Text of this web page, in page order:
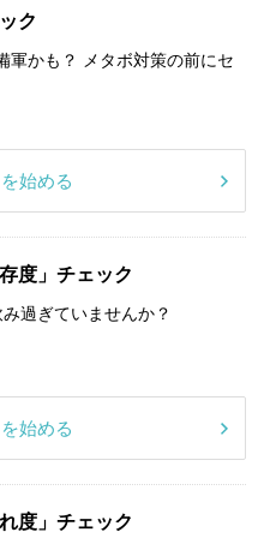
ク
軍かも？ メタボ対策の前にセ
始める
度」チェック
過ぎていませんか？
始める
度」チェック